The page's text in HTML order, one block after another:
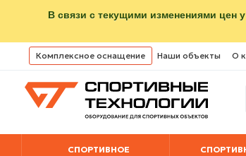
В связи с текущими изменениями цен
Комплексное оснащение Наши объекты О
СПОРТИВНОЕ